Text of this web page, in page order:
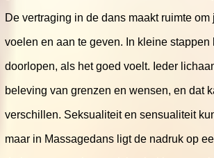
De vertraging in de dans maakt ruimte
voelen en aan te geven. In kleine stappen
doorlopen, als het goed voelt. Ieder
beleving van grenzen en wensen, en dat
verschillen. Seksualiteit en sensualiteit
maar in Massagedans ligt de nadruk op